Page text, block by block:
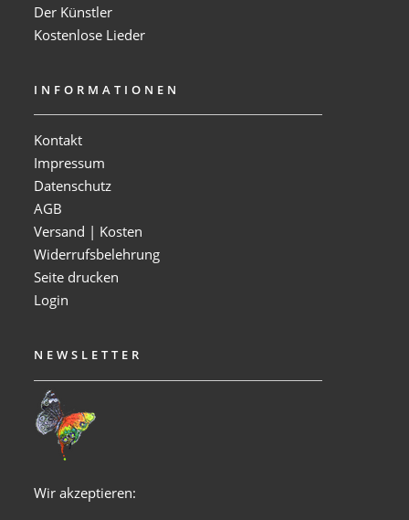
Der Künstler
Kostenlose Lieder
INFORMATIONEN
Kontakt
Impressum
Datenschutz
AGB
Versand | Kosten
Widerrufsbelehrung
Seite drucken
Login
NEWSLETTER
Wir akzeptieren: